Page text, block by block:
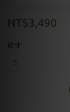
NT$3,490
尺寸